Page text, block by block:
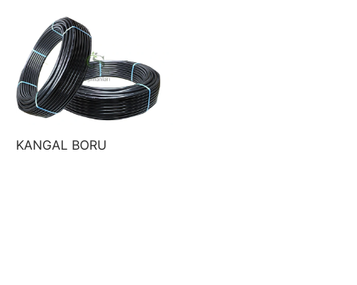
KANGAL BORU